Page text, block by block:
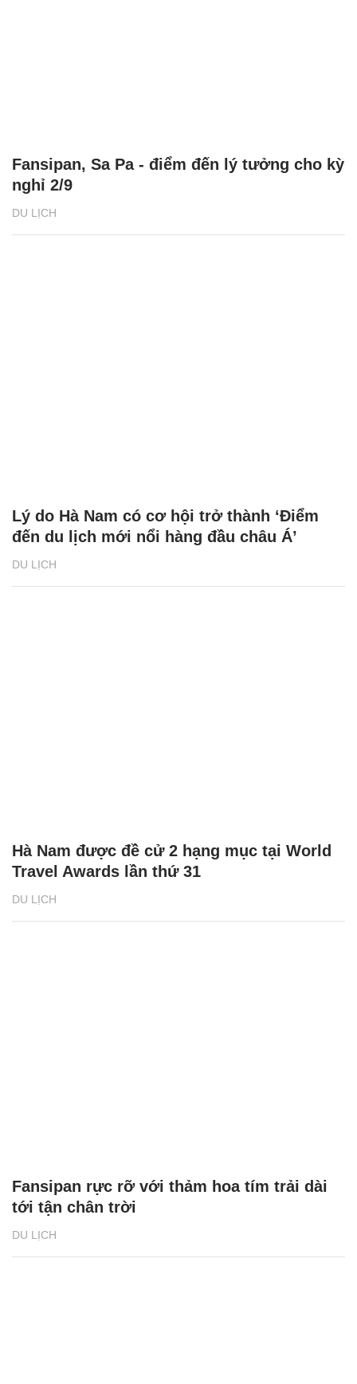
DU LỊCH
Fansipan, Sa Pa - điểm đến lý tưởng cho kỳ
nghỉ 2/9
DU LỊCH
Lý do Hà Nam có cơ hội trở thành ‘Điểm
đến du lịch mới nổi hàng đầu châu Á’
DU LỊCH
Hà Nam được đề cử 2 hạng mục tại World
Travel Awards lần thứ 31
DU LỊCH
Fansipan rực rỡ với thảm hoa tím trải dài
tới tận chân trời